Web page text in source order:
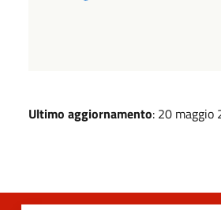
Ultimo aggiornamento: 20 maggio